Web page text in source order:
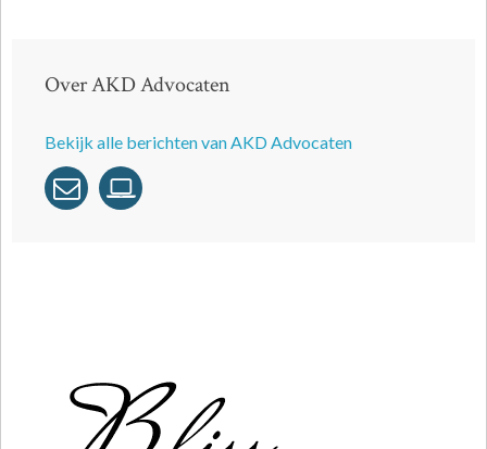
Over AKD Advocaten
Bekijk alle berichten van AKD Advocaten